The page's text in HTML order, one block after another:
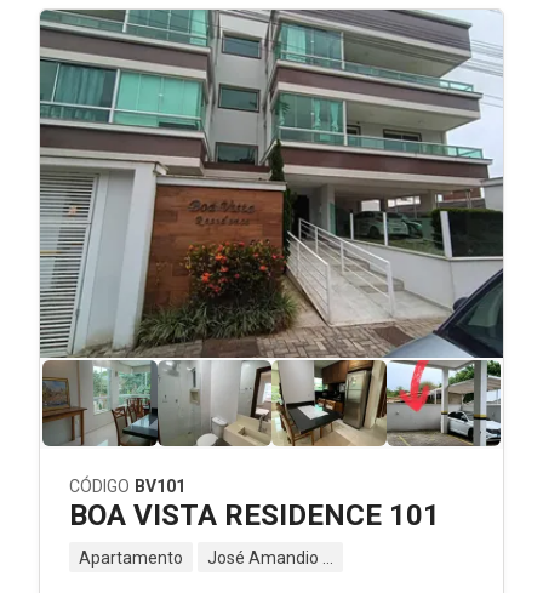
CÓDIGO BV101
BOA VISTA RESIDENCE 101
Apartamento